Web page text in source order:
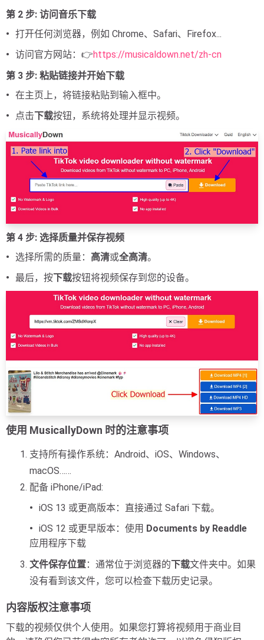
第 2 步: 访问音乐下载
打开任何浏览器，例如 Chrome、Safari、Firefox...
访问官方网站：👉https://musicaldown.net/zh-cn
第 3 步: 粘贴链接并开始下载
在主页上，将链接粘贴到输入框中。
点击下载按钮，系统将处理并显示视频。
第 4 步: 选择质量并保存视频
选择所需的质量： 高清或全高清。
最后，按下载按钮将视频保存到您的设备。
使用 MusicallyDown 时的注意事项
支持所有操作系统：Android、iOS、Windows、
macOS……
配备 iPhone/iPad:
iOS 13 或更高版本：直接通过 Safari 下载。
iOS 12 或更早版本：使用 Documents by Readdle
应用程序下载
文件保存位置：通常位于浏览器的下载文件夹中。如果
没有看到该文件，您可以检查下载历史记录。
内容版权注意事项
下载的视频仅供个人使用。如果您打算将视频用于商业目